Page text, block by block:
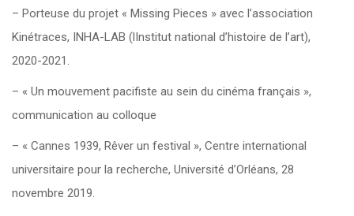
– Porteuse du projet « Missing Pieces » avec l’association
Kinétraces, INHA-LAB (lInstitut national d’histoire de l’art),
2020-2021.
– « Un mouvement pacifiste au sein du cinéma français »,
communication au colloque
– « Cannes 1939, Rêver un festival », Centre international
universitaire pour la recherche, Université d’Orléans, 28
novembre 2019.